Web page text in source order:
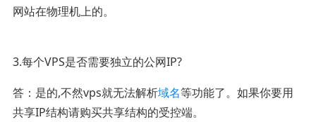
网站在物理机上的。
3.每个VPS是否需要独立的公网IP?
答：是的,不然vps就无法解析域名等功能了。如果你要用
共享IP结构请购买共享结构的受控端。